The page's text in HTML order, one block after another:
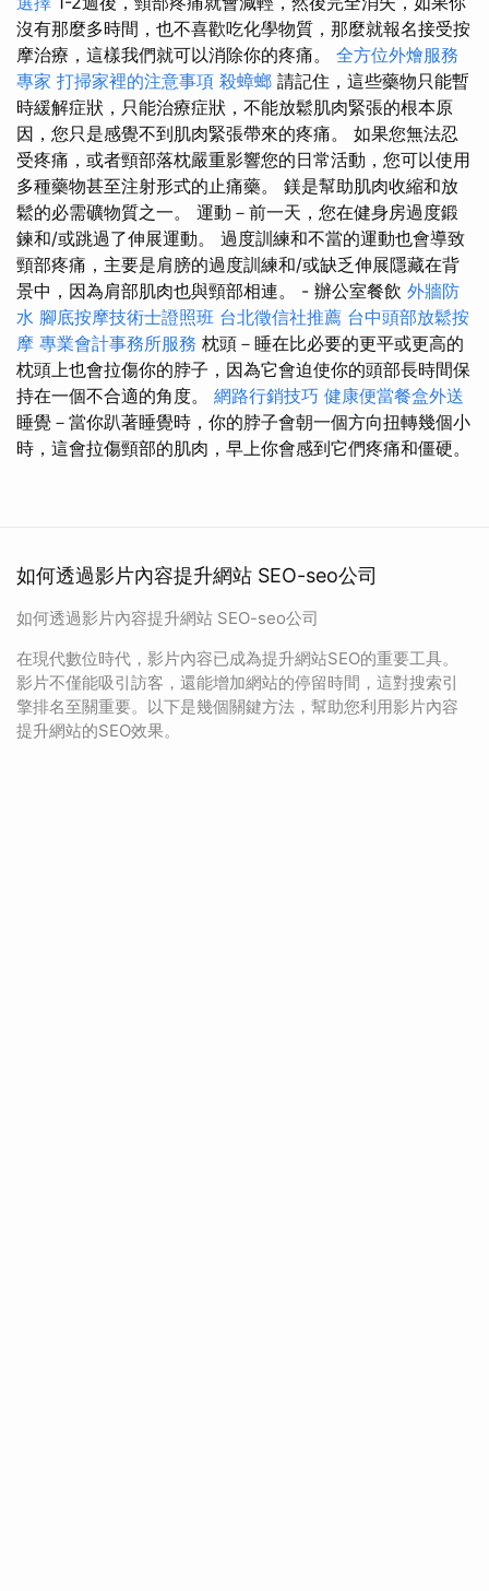
沒有那麼多時間，也不喜歡吃化學物質，那麼就報名接受按
摩治療，這樣我們就可以消除你的疼痛。 全方位外燴服務
專家 打掃家裡的注意事項 殺蟑螂 請記住，這些藥物只能暫
時緩解症狀，只能治療症狀，不能放鬆肌肉緊張的根本原
因，您只是感覺不到肌肉緊張帶來的疼痛。 如果您無法忍
受疼痛，或者頸部落枕嚴重影響您的日常活動，您可以使用
多種藥物甚至注射形式的止痛藥。 鎂是幫助肌肉收縮和放
鬆的必需礦物質之一。 運動－前一天，您在健身房過度鍛
鍊和/或跳過了伸展運動。 過度訓練和不當的運動也會導致
頸部疼痛，主要是肩膀的過度訓練和/或缺乏伸展隱藏在背
景中，因為肩部肌肉也與頸部相連。 - 辦公室餐飲 外牆防
水 腳底按摩技術士證照班 台北徵信社推薦 台中頭部放鬆按
摩 專業會計事務所服務 枕頭－睡在比必要的更平或更高的
枕頭上也會拉傷你的脖子，因為它會迫使你的頭部長時間保
持在一個不合適的角度。 網路行銷技巧 健康便當餐盒外送
睡覺－當你趴著睡覺時，你的脖子會朝一個方向扭轉幾個小
時，這會拉傷頸部的肌肉，早上你會感到它們疼痛和僵硬。
如何透過影片內容提升網站 SEO-seo公司
如何透過影片內容提升網站 SEO-seo公司
在現代數位時代，影片內容已成為提升網站SEO的重要工具。
影片不僅能吸引訪客，還能增加網站的停留時間，這對搜索引
擎排名至關重要。以下是幾個關鍵方法，幫助您利用影片內容
提升網站的SEO效果。